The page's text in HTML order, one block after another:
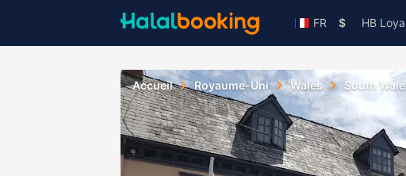
FR $ HB
Accueil Royaume-Uni Wales South